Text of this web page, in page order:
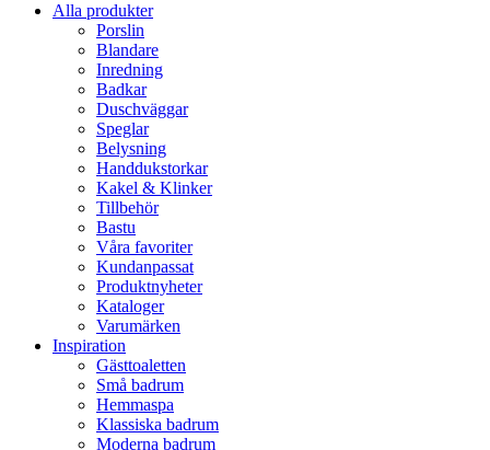
Alla produkter
Porslin
Blandare
Inredning
Badkar
Duschväggar
Speglar
Belysning
Handdukstorkar
Kakel & Klinker
Tillbehör
Bastu
Våra favoriter
Kundanpassat
Produktnyheter
Kataloger
Varumärken
Inspiration
Gästtoaletten
Små badrum
Hemmaspa
Klassiska badrum
Moderna badrum